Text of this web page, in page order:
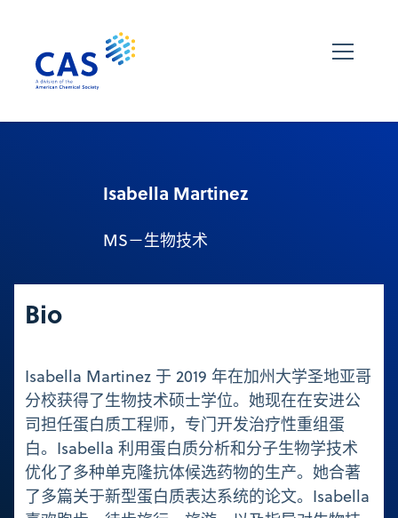
Isabella Martinez
MS－生物技术
Bio
Isabella Martinez 于 2019 年在加州大学圣地亚哥
分校获得了生物技术硕士学位。她现在在安进公
司担任蛋白质工程师，专门开发治疗性重组蛋
白。Isabella 利用蛋白质分析和分子生物学技术
优化了多种单克隆抗体候选药物的生产。她合著
了多篇关于新型蛋白质表达系统的论文。Isabella